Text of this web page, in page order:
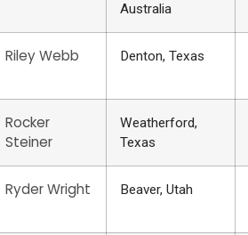
Australia
Riley Webb Denton, Texas
Rocker
Steiner
Weatherford,
Texas
Ryder Wright Beaver, Utah